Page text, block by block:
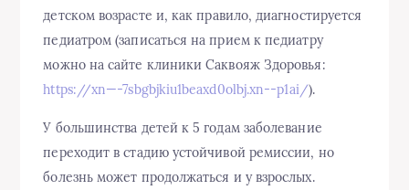
детскомвозрасте и, как правило, диагностируется
педиатром (записаться на прием к педиатру
можно на сайте клиники Саквояж Здоровья:
https://xn—-7sbgbjkiu1beaxd0olbj.xn--p1ai/).
У большинства детей к 5годам заболевание
переходит в стадию устойчивой ремиссии, но
болезнь может продолжаться и увзрослых.